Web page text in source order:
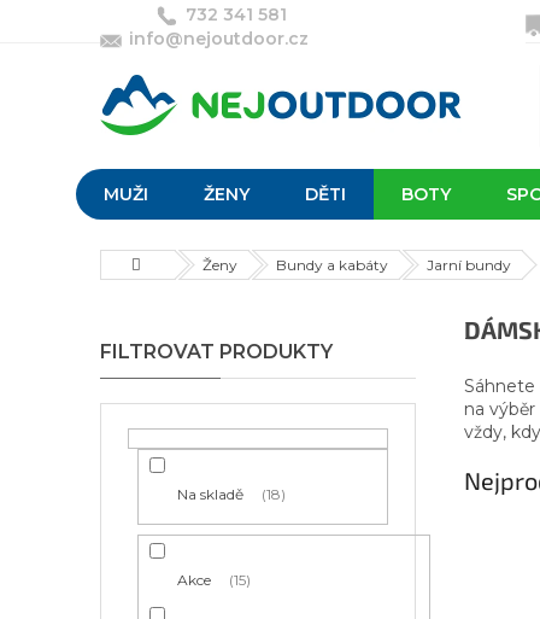
732 341 581
info@nejoutdoor.cz
MUŽI ŽENY DĚTI BOTY
DomůŽeny Bundy a kabáty Jarní bundy
o
s
t
Na skladě 18
Akce 15
Sáhnete
na
vždy,